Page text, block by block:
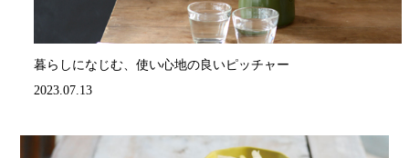
暮らしになじむ、使い心地の良いピッチャー
2023.07.13